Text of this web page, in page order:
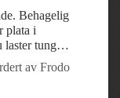
Behagelig
plata i
laster tungt
av Frodo